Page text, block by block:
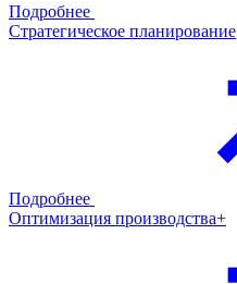
Подробнее
Стратегическое планирование
Подробнее
Оптимизация производства+